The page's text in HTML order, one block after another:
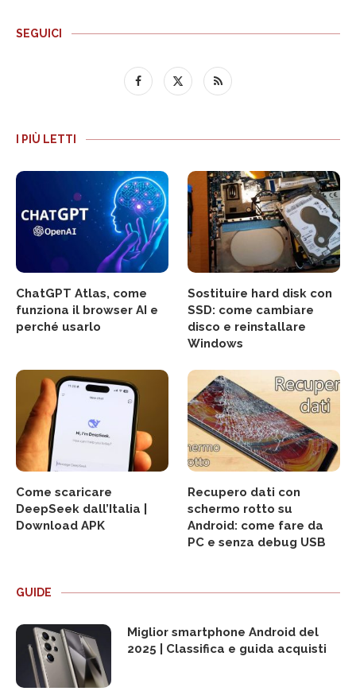
SEGUICI
I PIÙ LETTI
ChatGPT Atlas, come
funziona il browser AI e
perché usarlo
Sostituire hard disk con
SSD: come cambiare
disco e reinstallare
Windows
Come scaricare
DeepSeek dall’Italia |
Download APK
Recupero dati con
schermo rotto su
Android: come fare da
PC e senza debug USB
GUIDE
Miglior smartphone Android del
2025 | Classifica e guida acquisti